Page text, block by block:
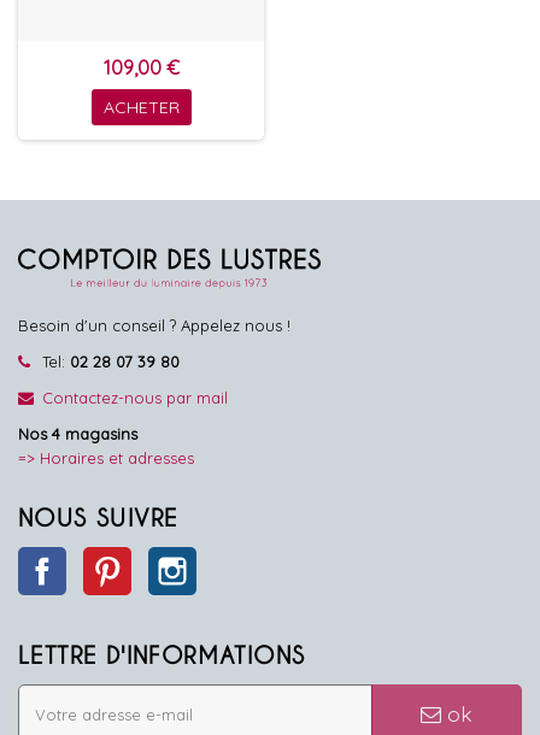
109,00 €
ACHETER
Besoin d'un conseil ? Appelez nous !
Tel: 02 28 07 39 80
Contactez-nous par mail
Nos 4 magasins
=> Horaires et adresses
NOUS SUIVRE
Facebook Pinterest
LETTRE D'INFORMATIONS
ok